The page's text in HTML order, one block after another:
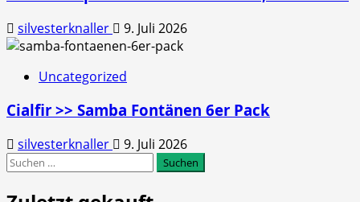
silvesterknaller 9. Juli 2026
Uncategorized
Cialfir >> Samba Fontänen 6er Pack
silvesterknaller
9. Juli 2026
Suchen